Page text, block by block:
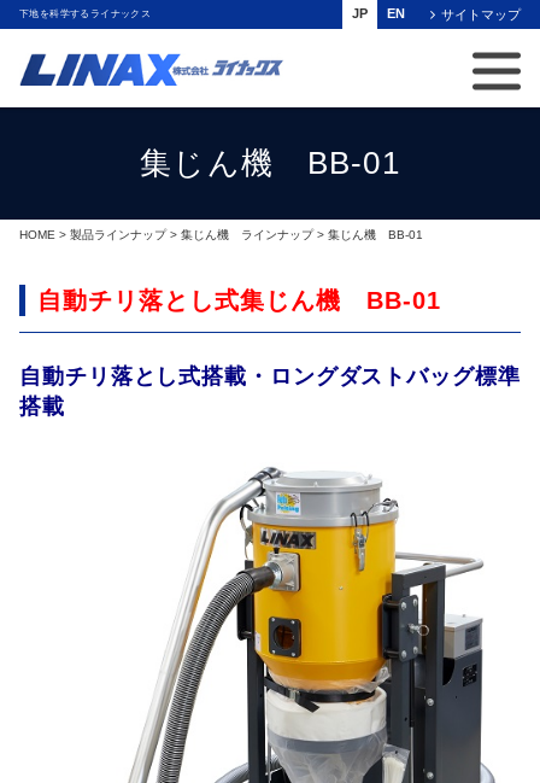
下地を科学するライナックス サイトマップ
JP EN
集じん機 BB-01
HOME > 製品ラインナップ> 集じん機 ラインナップ> 集じん機 BB-01
自動チリ落とし式集じん機 BB-01
自動チリ落とし式搭載・ロングダストバッグ標準
搭載